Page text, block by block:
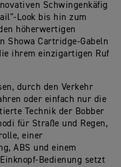
Schwingenkäfig
Look bis hin zum
höherwertigen
Showa Cartridge-Gabeln
ihrem einzigartigen Ruf
durch den Verkehr
oder einfach nur die
Technik der Bobber
für Straße und Regen,
einer
ABS und einem
Bedienung setzt